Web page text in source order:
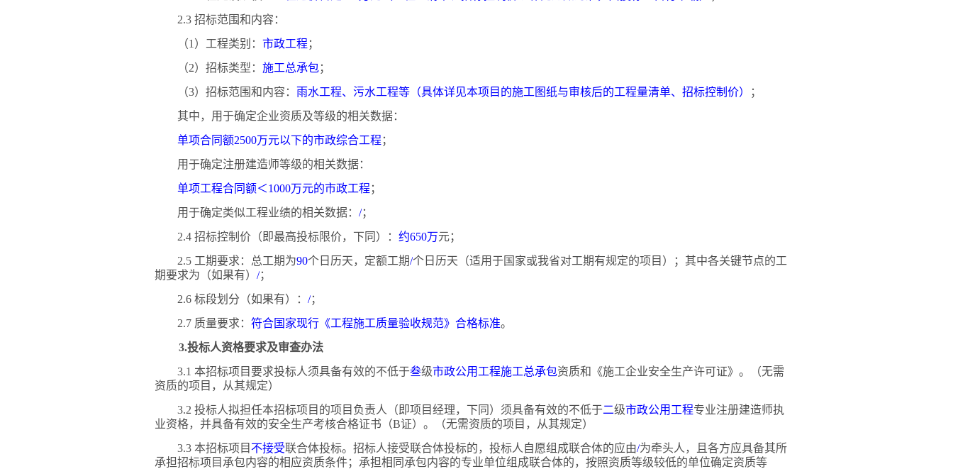
2.3 招标范围和内容：
（1）工程类别： 市政工程 ；
（2）招标类型： 施工总承包；
（3）招标范围和内容： 雨水工程、污水工程等（具体详见本项目的施工图纸与审核后的工程量清单、招标控制价）
；
其中，用于确定企业资质及等级的相关数据：
单项合同额2500万元以下的市政综合工程 ；
用于确定注册建造师等级的相关数据：
单项工程合同额＜1000万元的市政工程 ；
用于确定类似工程业绩的相关数据： /；
2.4 招标控制价（即最高投标限价，下同）： 约650万元；
2.5 工期要求：总工期为90个日历天，定额工期/个日历天（适用于国家或我省对工期有规定的项目）；其中各关键节点的工
期要求为（如果有） /；
2.6 标段划分（如果有）： /；
2.7 质量要求： 符合国家现行《工程施工质量验收规范》合格标准。
3.投标人资格要求及审查办法
3.1 本招标项目要求投标人须具备有效的不低于叁级市政公用工程施工总承包资质和《施工企业安全生产许可证》。（无需
资质的项目，从其规定）
3.2 投标人拟担任本招标项目的项目负责人（即项目经理，下同）须具备有效的不低于二级市政公用工程专业注册建造师执
业资格，并具备有效的安全生产考核合格证书（B证）。（无需资质的项目，从其规定）
3.3 本招标项目 不接受联合体投标。招标人接受联合体投标的，投标人自愿组成联合体的应由/为牵头人，且各方应具备其所
承担招标项目承包内容的相应资质条件；承担相同承包内容的专业单位组成联合体的，按照资质等级较低的单位确定资质等